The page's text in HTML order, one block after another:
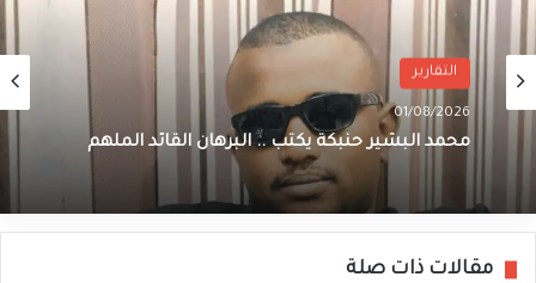
التقارير
01/08/2026
محمد البشير حنبكة يكتب .. البرهان القائد الملهم
مقالات ذات صلة